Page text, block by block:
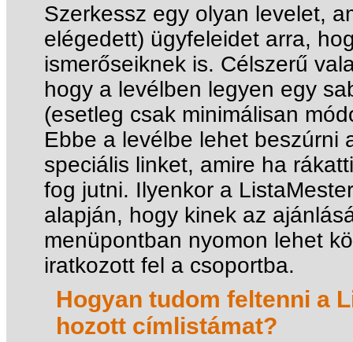
Szerkessz egy olyan levelet,
elégedett) ügyfeleidet arra,
ismerőseiknek is. Célszerű
hogy a levélben legyen egy
(esetleg csak minimálisan
Ebbe a levélbe lehet beszúrni
speciális linket, amire ha
fog jutni. Ilyenkor a
alapján, hogy kinek az
menüpontban nyomon lehet
iratkozott fel a csoportba.
Hogyan tudom feltenni a
hozott címlistámat?